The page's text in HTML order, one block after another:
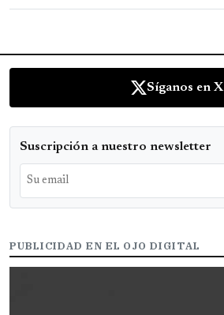
Síganos en X
Suscripción a nuestro newsletter
PUBLICIDAD EN EL OJO DIGITAL